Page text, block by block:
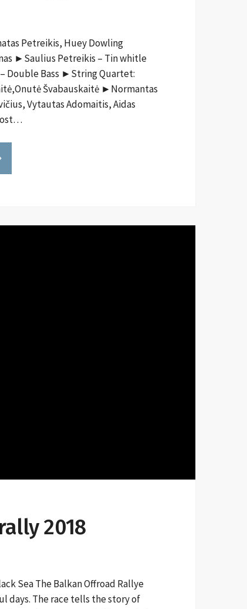
Petreikis, Huey Dowling
►Saulius Petreikis – Tin whitle
Double Bass ►String Quartet:
Švabauskaitė ►Normantas
Vytautas Adomaitis, Aidas
2018
Sea The Balkan Offroad Rallye
days. The race tells the story of